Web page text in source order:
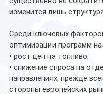
изменится лишь
Среди ключевых
оптимизации программ
• рост цен на топливо;
• снижение спроса на
направлениях, прежде
стороны европейских